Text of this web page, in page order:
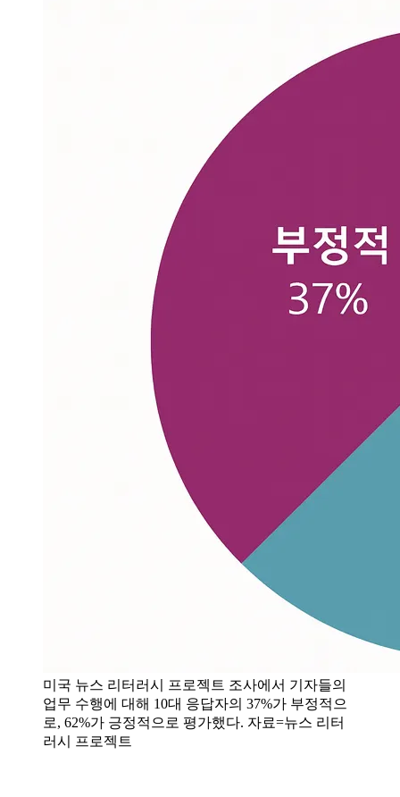
미국 뉴스 리터러시 프로젝트 조사에서 기자들의
업무 수행에 대해 10대 응답자의 37%가 부정적으
로, 62%가 긍정적으로 평가했다. 자료=뉴스 리터
러시 프로젝트